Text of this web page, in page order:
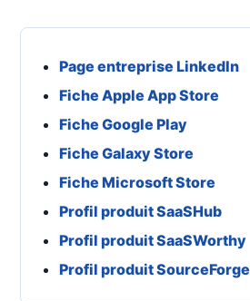
Page entreprise LinkedIn
Fiche Apple App Store
Fiche Google Play
Fiche Galaxy Store
Fiche Microsoft Store
Profil produit SaaSHub
Profil produit SaaSWorthy
Profil produit SourceForge